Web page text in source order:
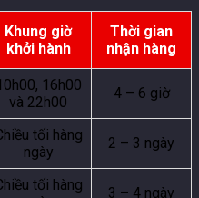
Khung giờ
khởi hành
Thời gian
nhận hàng
16h00
và 22h00
4 – 6 giờ
tối hàng
ngày
2 – 3 ngày
tối hàng
3 – 4 ngày